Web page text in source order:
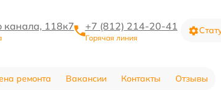
канала, 118к7 +7 (812) 214-20-41
Горячая линия
ремонта Вакансии Контакты Отзывы